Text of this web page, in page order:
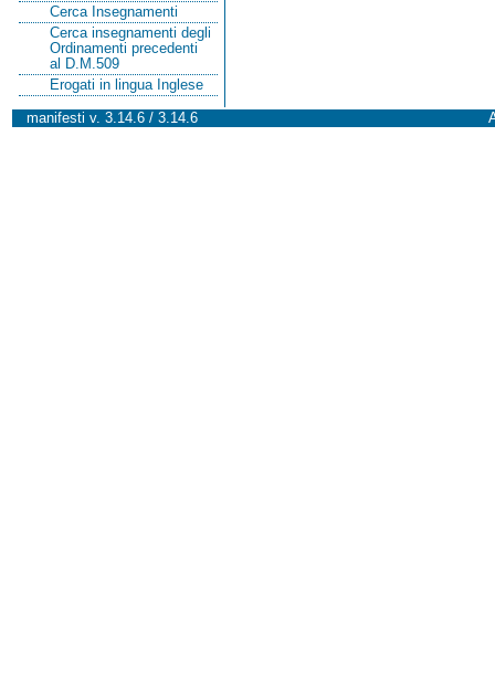
Cerca Insegnamenti
Cerca insegnamenti degli
Ordinamenti precedenti
al D.M.509
Erogati in lingua Inglese
manifesti v. 3.14.6 / 3.14.6